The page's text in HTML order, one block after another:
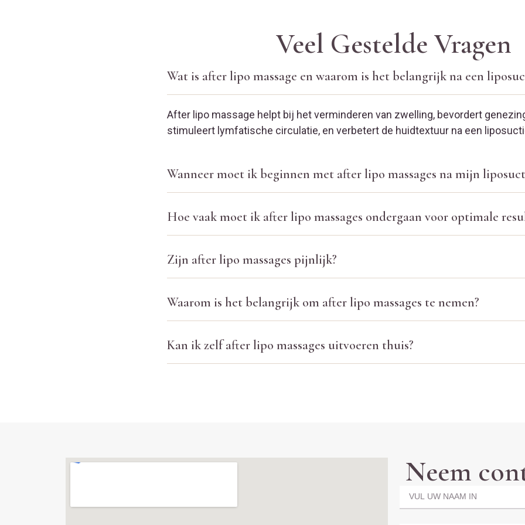
Veel Gestelde Vragen
Wat is after lipo massage en waarom is het belangrijk na een
After lipo massage helpt bij het verminderen van zwelling, bevordert
stimuleert lymfatische circulatie, en verbetert de huidtextuur na een
Wanneer moet ik beginnen met after lipo massages na mijn
Hoe vaak moet ik after lipo massages ondergaan voor optimale
Zijn after lipo massages pijnlijk?
Waarom is het belangrijk om after lipo massages te nemen?
Kan ik zelf after lipo massages uitvoeren thuis?
Neem